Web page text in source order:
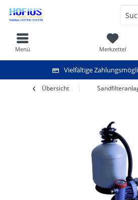
Vielfältige
Merkzettel
Menü
Übersicht